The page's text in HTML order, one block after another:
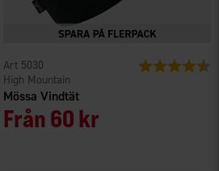
4.4 utav 5 stjärnor
Mössa Vindtät
High Mountain
5030
Från60 kr
Betyg: